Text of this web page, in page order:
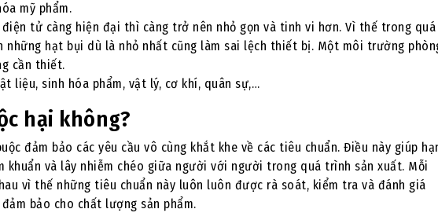
mỹ phẩm.
tử càng hiện đại thì càng trở nên nhỏ gọn và tinh vi hơn. Vì thế trong quá
những hạt bụi dù là nhỏ nhất cũng làm sai lệch thiết bị. Một môi trường
cần thiết.
liệu, sinh hóa phẩm, vật lý, cơ khí, quân sự,…
hại không?
đảm bảo các yêu cầu vô cùng khắt khe về các tiêu chuẩn. Điều này giúp
khuẩn và lây nhiễm chéo giữa người với người trong quá trình sản xuất. Mỗi
vì thế những tiêu chuẩn này luôn luôn được rà soát, kiểm tra và đánh giá
bảo cho chất lượng sản phẩm.